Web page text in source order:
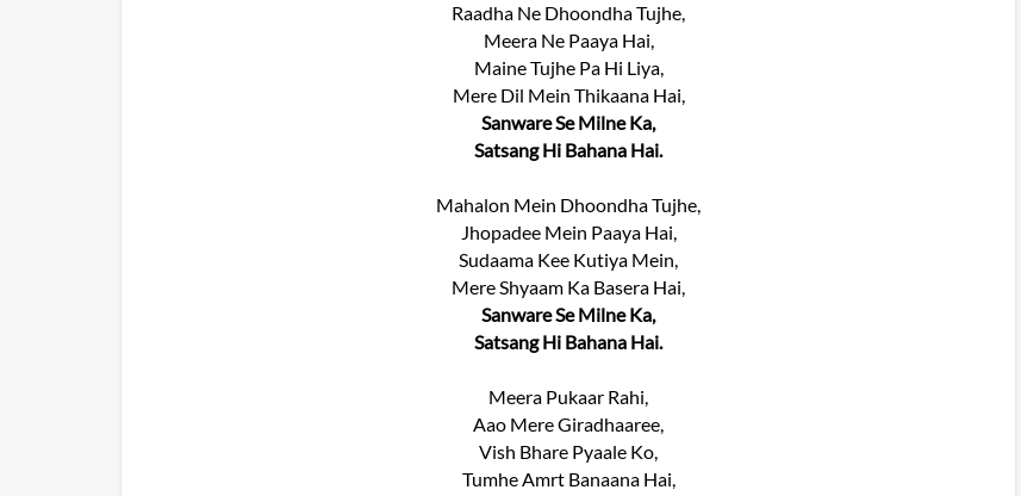
Raadha Ne Dhoondha Tujhe,
Meera Ne Paaya Hai,
Maine Tujhe Pa Hi Liya,
Mere Dil Mein Thikaana Hai,
Sanware Se Milne Ka,
Satsang Hi Bahana Hai.
Mahalon Mein Dhoondha Tujhe,
Jhopadee Mein Paaya Hai,
Sudaama Kee Kutiya Mein,
Mere Shyaam Ka Basera Hai,
Sanware Se Milne Ka,
Satsang Hi Bahana Hai.
Meera Pukaar Rahi,
Aao Mere Giradhaaree,
Vish Bhare Pyaale Ko,
Tumhe Amrt Banaana Hai,